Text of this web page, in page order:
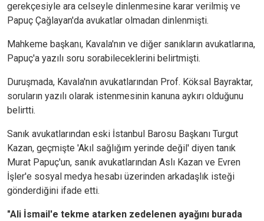
gerekçesiyle ara celseyle dinlenmesine karar verilmiş ve
Papuç Çağlayan'da avukatlar olmadan dinlenmişti.
Mahkeme başkanı, Kavala'nın ve diğer sanıkların avukatlarına,
Papuç'a yazılı soru sorabileceklerini belirtmişti.
Duruşmada, Kavala'nın avukatlarından Prof. Köksal Bayraktar,
soruların yazılı olarak istenmesinin kanuna aykırı olduğunu
belirtti.
Sanık avukatlarından eski İstanbul Barosu Başkanı Turgut
Kazan, geçmişte 'Akıl sağlığım yerinde değil' diyen tanık
Murat Papuç'un, sanık avukatlarından Aslı Kazan ve Evren
İşler'e sosyal medya hesabı üzerinden arkadaşlık isteği
gönderdiğini ifade etti.
"Ali İsmail'e tekme atarken zedelenen ayağını burada